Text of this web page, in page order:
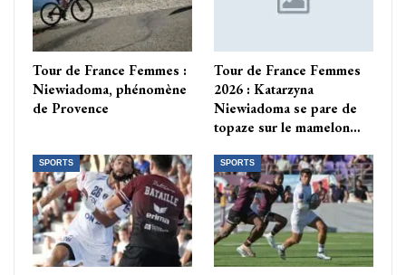
Tour de France Femmes :
Niewiadoma, phénomène
de Provence
Tour de France Femmes
2026 : Katarzyna
Niewiadoma se pare de
topaze sur le mamelon…
SPORTS SPORTS